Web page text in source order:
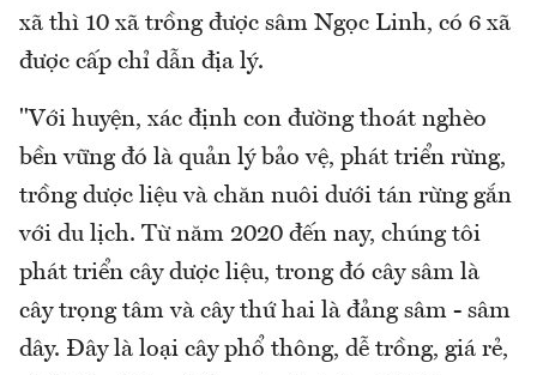
xã thì 10 xã trồng được sâm Ngọc Linh, có 6 xã
được cấp chỉ dẫn địa lý.
"Với huyện, xác định con đường thoát nghèo
bền vững đó là quản lý bảo vệ, phát triển rừng,
trồng dược liệu và chăn nuôi dưới tán rừng gắn
với du lịch. Từ năm 2020 đến nay, chúng tôi
phát triển cây dược liệu, trong đó cây sâm là
cây trọng tâm và cây thứ hai là đảng sâm - sâm
dây. Đây là loại cây phổ thông, dễ trồng, giá rẻ,